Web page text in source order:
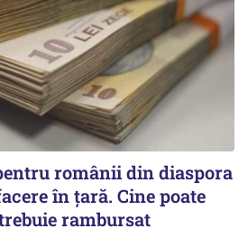
românii din diaspora
în țară. Cine poate
rambursat